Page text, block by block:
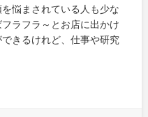
悩まされている人も少な
ラフラ～とお店に出かけ
きるけれど、仕事や研究